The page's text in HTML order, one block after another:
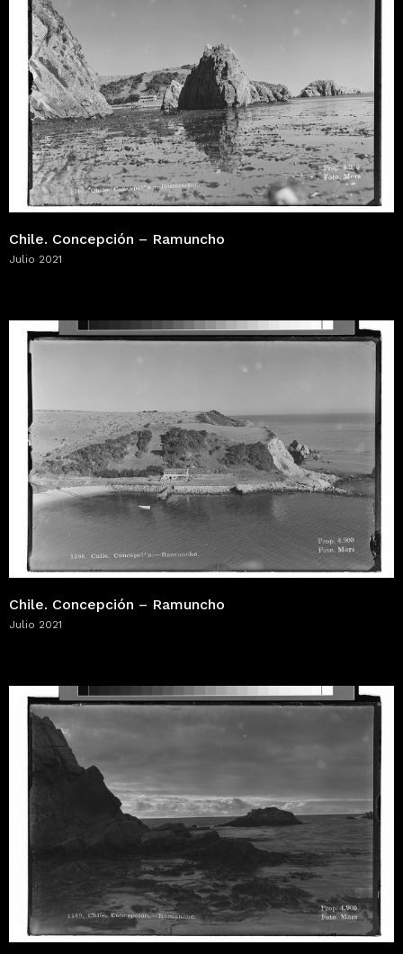
Chile. Concepción – Ramuncho
Julio 2021
Chile. Concepción – Ramuncho
Julio 2021